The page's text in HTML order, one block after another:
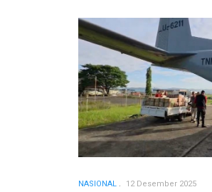
NASIONAL 12 Desember 2025